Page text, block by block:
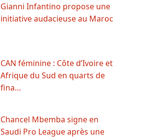
Gianni Infantino propose une
initiative audacieuse au Maroc
CAN féminine : Côte d’Ivoire et
Afrique du Sud en quarts de
fina…
Chancel Mbemba signe en
Saudi Pro League après une